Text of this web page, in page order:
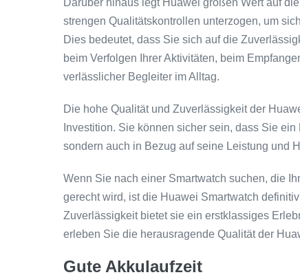
Darüber hinaus legt Huawei großen Wert auf
strengen Qualitätskontrollen unterzogen, um
Dies bedeutet, dass Sie sich auf die
beim Verfolgen Ihrer Aktivitäten, beim
verlässlicher Begleiter im Alltag.
Die hohe Qualität und Zuverlässigkeit der
Investition. Sie können sicher sein, dass Sie
sondern auch in Bezug auf seine Leistung und
Wenn Sie nach einer Smartwatch suchen, die
gerecht wird, ist die Huawei Smartwatch
Zuverlässigkeit bietet sie ein erstklassiges
erleben Sie die herausragende Qualität der
Gute Akkulaufzeit